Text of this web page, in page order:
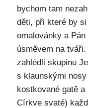
bychom tam
děti, při které by
omalovánky a
úsměvem na
zahlédli skupinu
s klaunskými
kostkované gatě
Církve svaté)